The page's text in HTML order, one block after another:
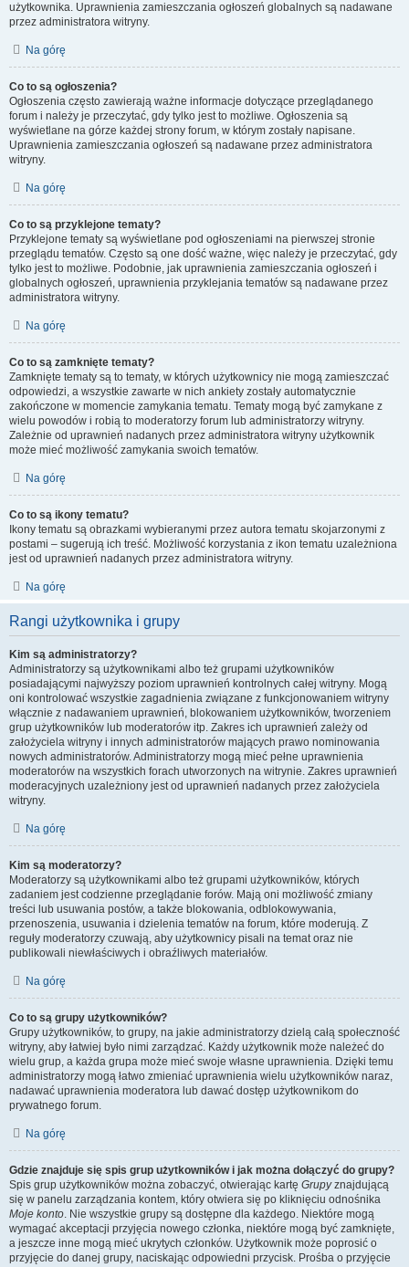
użytkownika. Uprawnienia zamieszczania ogłoszeń globalnych są nadawane
przez administratora witryny.
Na górę
Co to są ogłoszenia?
Ogłoszenia często zawierają ważne informacje dotyczące przeglądanego
forum i należy je przeczytać, gdy tylko jest to możliwe. Ogłoszenia są
wyświetlane na górze każdej strony forum, w którym zostały napisane.
Uprawnienia zamieszczania ogłoszeń są nadawane przez administratora
witryny.
Na górę
Co to są przyklejone tematy?
Przyklejone tematy są wyświetlane pod ogłoszeniami na pierwszej stronie
przeglądu tematów. Często są one dość ważne, więc należy je przeczytać, gdy
tylko jest to możliwe. Podobnie, jak uprawnienia zamieszczania ogłoszeń i
globalnych ogłoszeń, uprawnienia przyklejania tematów są nadawane przez
administratora witryny.
Na górę
Co to są zamknięte tematy?
Zamknięte tematy są to tematy, w których użytkownicy nie mogą zamieszczać
odpowiedzi, a wszystkie zawarte w nich ankiety zostały automatycznie
zakończone w momencie zamykania tematu. Tematy mogą być zamykane z
wielu powodów i robią to moderatorzy forum lub administratorzy witryny.
Zależnie od uprawnień nadanych przez administratora witryny użytkownik
może mieć możliwość zamykania swoich tematów.
Na górę
Co to są ikony tematu?
Ikony tematu są obrazkami wybieranymi przez autora tematu skojarzonymi z
postami – sugerują ich treść. Możliwość korzystania z ikon tematu uzależniona
jest od uprawnień nadanych przez administratora witryny.
Na górę
Rangi użytkownika i grupy
Kim są administratorzy?
Administratorzy są użytkownikami albo też grupami użytkowników
posiadającymi najwyższy poziom uprawnień kontrolnych całej witryny. Mogą
oni kontrolować wszystkie zagadnienia związane z funkcjonowaniem witryny
włącznie z nadawaniem uprawnień, blokowaniem użytkowników, tworzeniem
grup użytkowników lub moderatorów itp. Zakres ich uprawnień zależy od
założyciela witryny i innych administratorów mających prawo nominowania
nowych administratorów. Administratorzy mogą mieć pełne uprawnienia
moderatorów na wszystkich forach utworzonych na witrynie. Zakres uprawnień
moderacyjnych uzależniony jest od uprawnień nadanych przez założyciela
witryny.
Na górę
Kim są moderatorzy?
Moderatorzy są użytkownikami albo też grupami użytkowników, których
zadaniem jest codzienne przeglądanie forów. Mają oni możliwość zmiany
treści lub usuwania postów, a także blokowania, odblokowywania,
przenoszenia, usuwania i dzielenia tematów na forum, które moderują. Z
reguły moderatorzy czuwają, aby użytkownicy pisali na temat oraz nie
publikowali niewłaściwych i obraźliwych materiałów.
Na górę
Co to są grupy użytkowników?
Grupy użytkowników, to grupy, na jakie administratorzy dzielą całą społeczność
witryny, aby łatwiej było nimi zarządzać. Każdy użytkownik może należeć do
wielu grup, a każda grupa może mieć swoje własne uprawnienia. Dzięki temu
administratorzy mogą łatwo zmieniać uprawnienia wielu użytkowników naraz,
nadawać uprawnienia moderatora lub dawać dostęp użytkownikom do
prywatnego forum.
Na górę
Gdzie znajduje się spis grup użytkowników i jak można dołączyć do grupy?
Spis grup użytkowników można zobaczyć, otwierając kartę Grupyznajdującą
się w panelu zarządzania kontem, który otwiera się po kliknięciu odnośnika
Moje konto. Nie wszystkie grupy są dostępne dla każdego. Niektóre mogą
wymagać akceptacji przyjęcia nowego członka, niektóre mogą być zamknięte,
a jeszcze inne mogą mieć ukrytych członków. Użytkownik może poprosić o
przyjęcie do danej grupy, naciskając odpowiedni przycisk. Prośba o przyjęcie